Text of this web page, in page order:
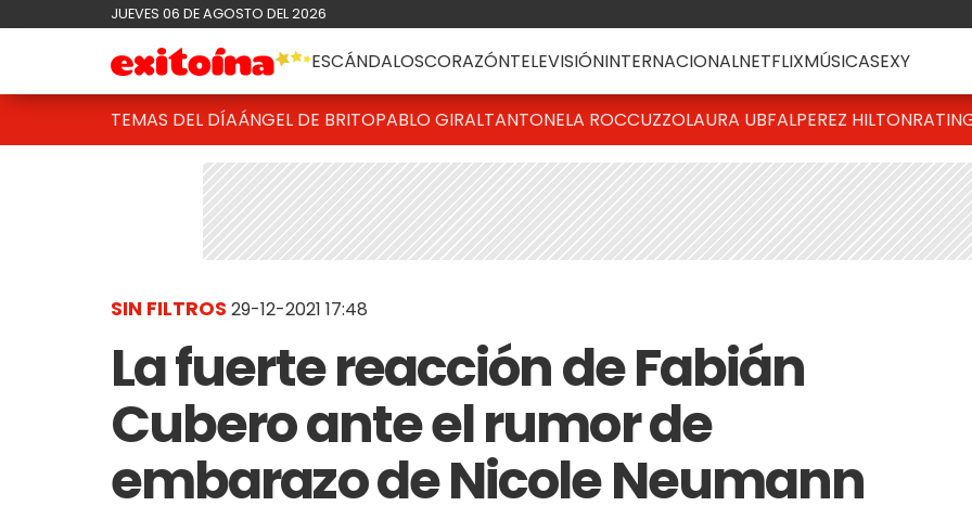
JUEVES 06 DE AGOSTO DEL 2026
ESCÁNDALOSCORAZÓNTELEVISIÓNINTERNACIONALNETFLIXMÚSICASEXY
TEMAS DEL DÍAÁNGEL DE BRITOPABLO GIRALTANTONELA ROCCUZZOLAURA UBFALPEREZ HILTON
SIN FILTROS 29-12-2021 17:48
La fuerte reacción de Fabián
Cubero ante el rumor de
embarazo de Nicole Neumann